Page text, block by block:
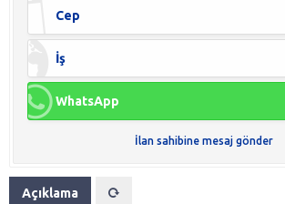
Cep
İş
WhatsApp
İlan sahibine mesaj gönder
Açıklama